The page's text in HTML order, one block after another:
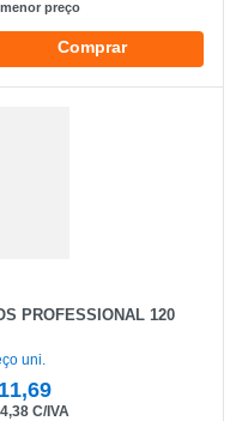
preço
Comprar
PROFESSIONAL 120
uni.
11,69
C/IVA